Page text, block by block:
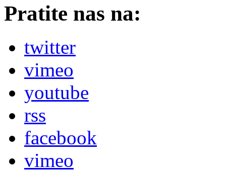
Pratite nas na:
twitter
vimeo
youtube
rss
facebook
vimeo